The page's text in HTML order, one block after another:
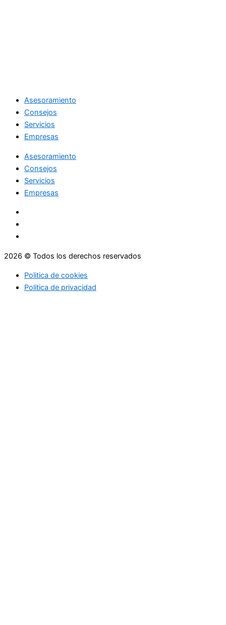
Asesoramiento
Consejos
Servicios
Empresas
Asesoramiento
Consejos
Servicios
Empresas
2026 © Todos los derechos reservados
Politica de cookies
Politica de privacidad